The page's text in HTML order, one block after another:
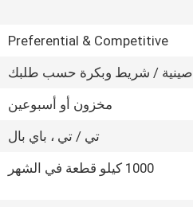
Preferential & Competitive
صينية / شريط وبكرة حسب طلبك
مخزون أو أسبوعين
تي / تي ، باي بال
1000 كيلو قطعة في الشهر